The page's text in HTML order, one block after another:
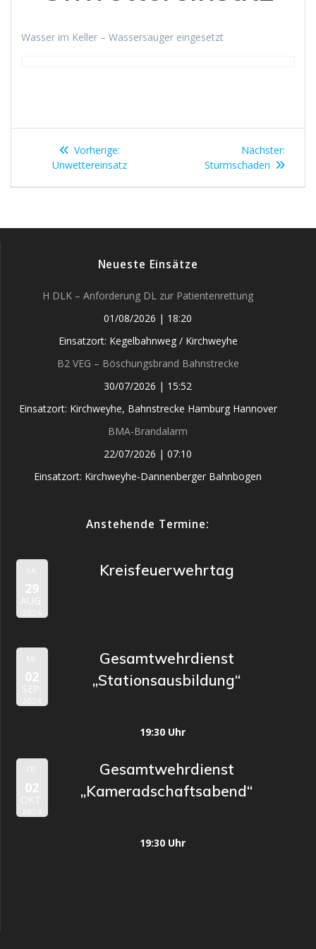
Wasser im Keller – Wassersauger eingesetzt
Beitragsnavigation
Vorherige:Vorheriger
Beitrag:
Unwettereinsatz
Nächster:
Sturmschaden
Neueste Einsätze
H DLK – Anforderung DL zur Patientenrettung
01/08/2026 | 18:20
Einsatzort: Kegelbahnweg / Kirchweyhe
B2 VEG – Böschungsbrand Bahnstrecke
30/07/2026 | 15:52
Einsatzort: Kirchweyhe, Bahnstrecke Hamburg Hannover
BMA-Brandalarm
22/07/2026 | 07:10
Einsatzort: Kirchweyhe-Dannenberger Bahnbogen
Anstehende Termine:
SA.
29
AUG.
2026
Kreisfeuerwehrtag
MI.
02
SEP.
2026
Gesamtwehrdienst
„Stationsausbildung“
19:30 Uhr
FR.
02
OKT.
2026
Gesamtwehrdienst
„Kameradschaftsabend“
19:30 Uhr